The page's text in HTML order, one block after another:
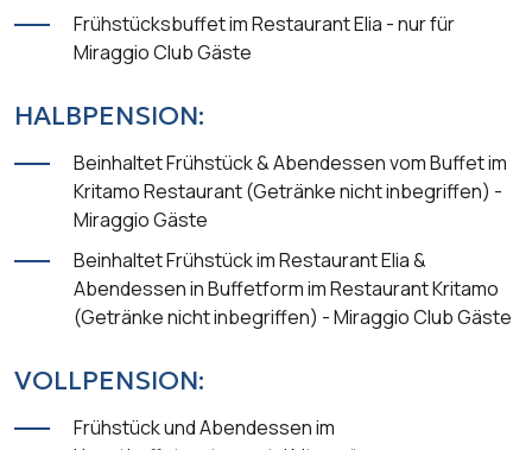
Frühstücksbuffet im Restaurant Elia - nur für
Miraggio Club Gäste
HALBPENSION:
Beinhaltet Frühstück & Abendessen vom Buffet im
Kritamo Restaurant (Getränke nicht inbegriffen) -
Miraggio Gäste
Beinhaltet Frühstück im Restaurant Elia &
Abendessen in Buffetform im Restaurant Kritamo
(Getränke nicht inbegriffen) - Miraggio Club Gäste
VOLLPENSION:
Frühstück und Abendessen im